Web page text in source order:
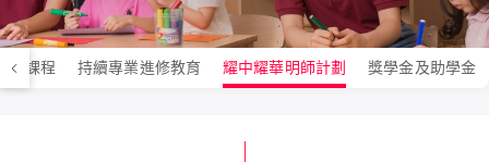
生課程 持續專業進修教育 耀中耀華明師計劃 獎學金及助學金